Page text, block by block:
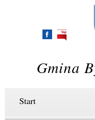
Gmina
Start